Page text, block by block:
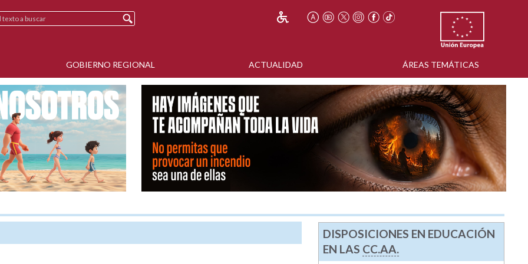
GOBIERNO REGIONAL ACTUALIDAD ÁREAS TEMÁTICAS
DISPOSICIONES EN EDUCACIÓN
EN LAS CC.AA.